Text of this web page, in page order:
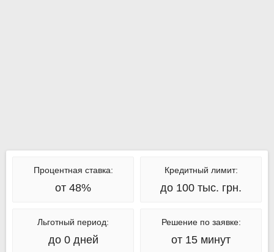
Процентная ставка:
от 48%
Кредитный лимит:
до 100 тыс. грн.
Льготный период:
до 0 дней
Решение по заявке:
от 15 минут